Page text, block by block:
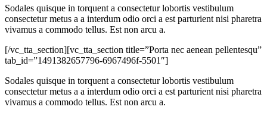
Sodales quisque in torquent a consectetur lobortis vestibulum
consectetur metus a a interdum odio orci a est parturient nisi pharetra
vivamus a commodo tellus. Est non arcu a.
[/vc_tta_section][vc_tta_section title=”Porta nec aenean pellentesqu”
tab_id=”1491382657796-6967496f-5501″]
Sodales quisque in torquent a consectetur lobortis vestibulum
consectetur metus a a interdum odio orci a est parturient nisi pharetra
vivamus a commodo tellus. Est non arcu a.